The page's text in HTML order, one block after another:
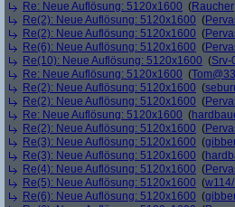
Re: Neue Auflösung: 5120x1600 (Raucher
Re(2): Neue Auflösung: 5120x1600 (
Re(2): Neue Auflösung: 5120x1600 (
Re(6): Neue Auflösung: 5120x1600 (
Re(10): Neue Auflösung: 5120x1600 (Srv-
Re: Neue Auflösung: 5120x1600 (Tom@33
Re(2): Neue Auflösung: 5120x1600 (
Re(2): Neue Auflösung: 5120x1600 (
Re: Neue Auflösung: 5120x1600 (
Re(2): Neue Auflösung: 5120x1600 (
Re(3): Neue Auflösung: 5120x1600 (
Re(3): Neue Auflösung: 5120x1600 (
Re(4): Neue Auflösung: 5120x1600 (
Re(5): Neue Auflösung: 5120x1600 (
Re(6): Neue Auflösung: 5120x1600 (